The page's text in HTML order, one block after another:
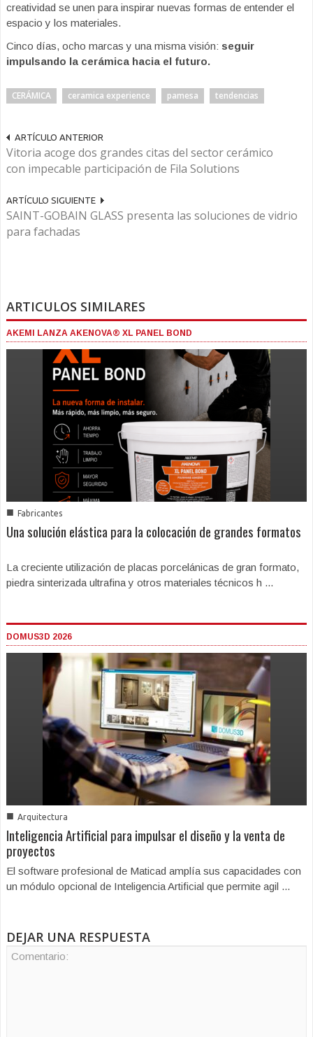
creatividad se unen para inspirar nuevas formas de entender el
espacio y los materiales.
Cinco días, ocho marcas y una misma visión: seguir
impulsando la cerámica hacia el futuro.
CERÁMICA ceramica experience pamesa tendencias
ARTÍCULO ANTERIOR
Vitoria acoge dos grandes citas del sector cerámico
con impecable participación de Fila Solutions
ARTÍCULO SIGUIENTE
SAINT-GOBAIN GLASS presenta las soluciones de vidrio
para fachadas
ARTICULOS SIMILARES
AKEMI LANZA AKENOVA® XL PANEL BOND
■ Fabricantes
Una solución elástica para la colocación de grandes formatos
La creciente utilización de placas porcelánicas de gran formato,
piedra sinterizada ultrafina y otros materiales técnicos h ...
DOMUS3D 2026
■ Arquitectura
Inteligencia Artificial para impulsar el diseño y la venta de
proyectos
El software profesional de Maticad amplía sus capacidades con
un módulo opcional de Inteligencia Artificial que permite agil ...
DEJAR UNA RESPUESTA